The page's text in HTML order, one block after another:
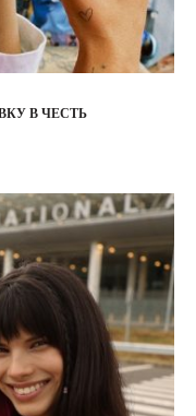
В ЧЕСТЬ